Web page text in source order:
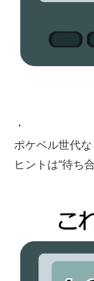
・
ポケベル世代
ヒントは“待ち